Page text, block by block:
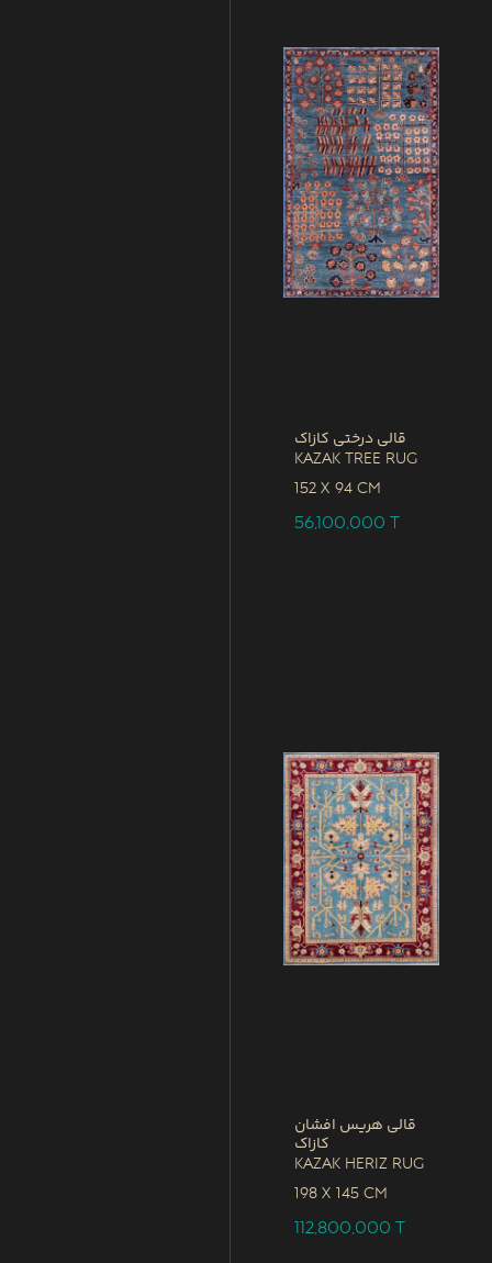
قالی درختی کازاک
Kazak Tree Rug
152 x 94 CM
56,100,000T
قالی هریس افشان
کازاک
Kazak Heriz Rug
198 x 145 CM
112,800,000T